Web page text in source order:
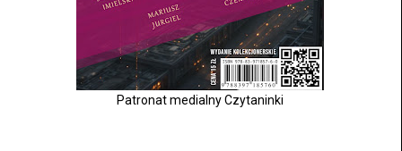
Patronat medialny Czytaninki